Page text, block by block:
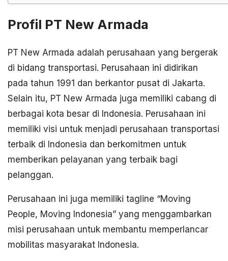
Profil PT New Armada
PT New Armada adalah perusahaan yang bergerak
di bidang transportasi. Perusahaan ini didirikan
pada tahun 1991 dan berkantor pusat di Jakarta.
Selain itu, PT New Armada juga memiliki cabang di
berbagai kota besar di Indonesia. Perusahaan ini
memiliki visi untuk menjadi perusahaan transportasi
terbaik di Indonesia dan berkomitmen untuk
memberikan pelayanan yang terbaik bagi
pelanggan.
Perusahaan ini juga memiliki tagline “Moving
People, Moving Indonesia” yang menggambarkan
misi perusahaan untuk membantu memperlancar
mobilitas masyarakat Indonesia.